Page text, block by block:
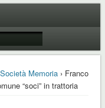
Memoria› Franco
“soci” in trattoria